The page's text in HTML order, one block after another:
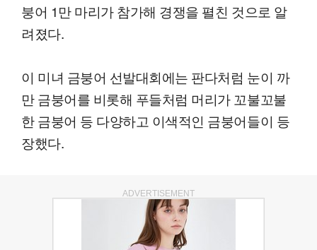
붕어 1만 마리가 참가해 경쟁을 펼친 것으로 알
려졌다.
이 미녀 금붕어 선발대회에는 판다처럼 눈이 까
만 금붕어를 비롯해 푸들처럼 머리가 꼬불꼬불
한 금붕어 등 다양하고 이색적인 금붕어들이 등
장했다.
ADVERTISEMENT